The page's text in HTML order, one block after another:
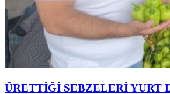
ÜRETTİĞİ SEBZELERİ YURT